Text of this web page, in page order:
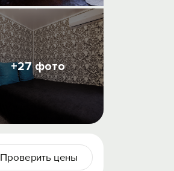
+27 фото
Проверить цены